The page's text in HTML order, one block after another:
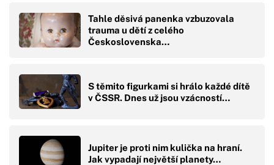
Tahle děsivá panenka vzbuzovala
trauma u dětí z celého
Československa…
S těmito figurkami si hrálo každé dítě
v ČSSR. Dnes už jsou vzácností…
Jupiter je proti nim kulička na hraní.
Jak vypadají největší planety…